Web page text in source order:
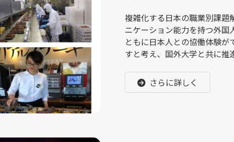
複雑化する日本の職業別課題
ニケーション能力を持つ外国
ともに日本人との協働体験
すと考え、国外大学と共に推
さらに詳しく